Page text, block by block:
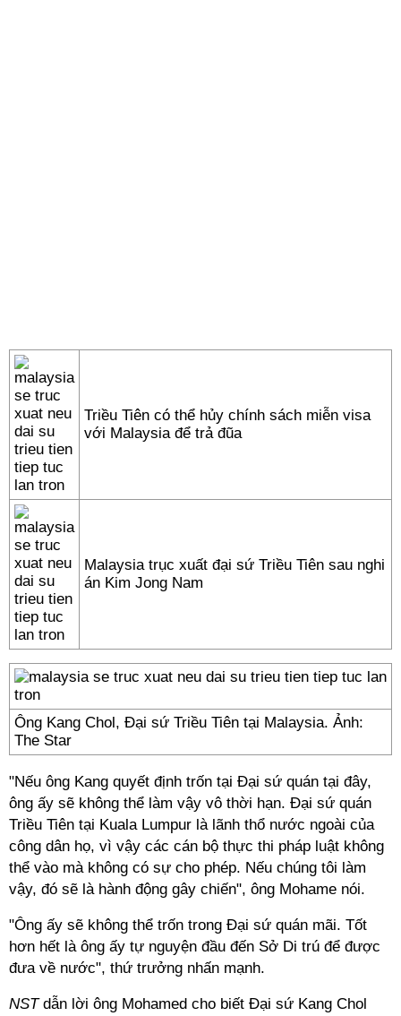
Triều Tiên có thể hủy chính sách miễn visa
với Malaysia để trả đũa
Malaysia trục xuất đại sứ Triều Tiên sau nghi
án Kim Jong Nam
Ông Kang Chol, Đại sứ Triều Tiên tại Malaysia. Ảnh:
The Star
"Nếu ông Kang quyết định trốn tại Đại sứ quán tại đây,
ông ấy sẽ không thể làm vậy vô thời hạn. Đại sứ quán
Triều Tiên tại Kuala Lumpur là lãnh thổ nước ngoài của
công dân họ, vì vậy các cán bộ thực thi pháp luật không
thể vào mà không có sự cho phép. Nếu chúng tôi làm
vậy, đó sẽ là hành động gây chiến", ông Mohame nói.
"Ông ấy sẽ không thể trốn trong Đại sứ quán mãi. Tốt
hơn hết là ông ấy tự nguyện đầu đến Sở Di trú để được
đưa về nước", thứ trưởng nhấn mạnh.
NSTdẫn lời ông Mohamed cho biết Đại sứ Kang Chol